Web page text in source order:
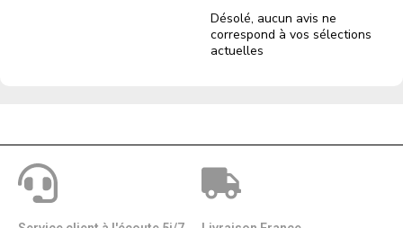
Désolé, aucun avis ne
correspond à vos sélections
actuelles